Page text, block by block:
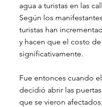
agua a turistas en las
Según los
turistas han
y hacen que el costo
significativamente.
Fue entonces cuando
decidió abrir las
que se vieron